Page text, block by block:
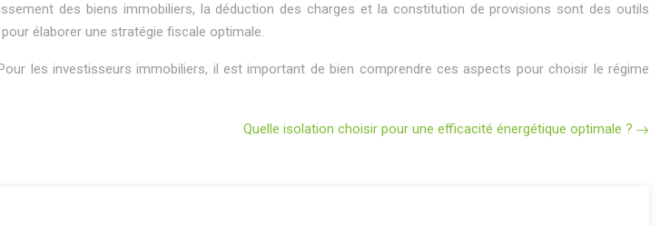
des biens immobiliers, la déduction des charges et la constitution de provisions sont des outils
élaborer une stratégie fiscale optimale.
les investisseurs immobiliers, il est important de bien comprendre ces aspects pour choisir le régime
Quelle isolation choisir pour une efficacité énergétique optimale ?